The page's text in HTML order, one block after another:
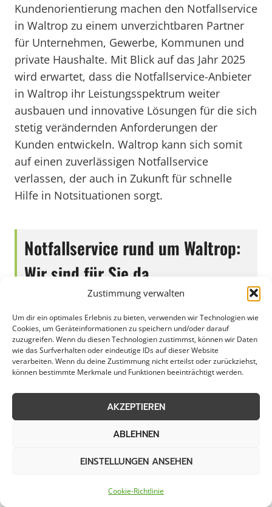
Zustimmung verwalten
Um dir ein optimales Erlebnis zu bieten, verwenden wir Technologien wie
Cookies, um Geräteinformationen zu speichern und/oder darauf
zuzugreifen. Wenn du diesen Technologien zustimmst, können wir Daten
wie das Surfverhalten oder eindeutige IDs auf dieser Website
verarbeiten. Wenn du deine Zustimmung nicht erteilst oder zurückziehst,
können bestimmte Merkmale und Funktionen beeinträchtigt werden.
AKZEPTIEREN
ABLEHNEN
EINSTELLUNGEN ANSEHEN
Cookie-Richtlinie
Kundenorientierung machen den Notfallservice
in Waltrop zu einem unverzichtbaren Partner
für Unternehmen, Gewerbe, Kommunen und
private Haushalte. Mit Blick auf das Jahr 2025
wird erwartet, dass die Notfallservice-Anbieter
in Waltrop ihr Leistungsspektrum weiter
ausbauen und innovative Lösungen für die sich
stetig verändernden Anforderungen der
Kunden entwickeln. Waltrop kann sich somit
auf einen zuverlässigen Notfallservice
verlassen, der auch in Zukunft für schnelle
Hilfe in Notsituationen sorgt.
Notfallservice rund um Waltrop:
Wir sind für Sie da
In Waltrop bietet ein zuverlässiger
Notfallservice schnelle Hilfe in unerwarteten
Situationen. Egal ob defekte Leitungen,
verstopfte Rohre oder akute Stromprobleme –
die Experten stehen rund um die Uhr bereit,
um Probleme zu lösen. Mit jahrelanger
Erfahrung und modernster Ausrüstung
Behebung von Notfällen. Dabei legen sie
kundenorientierte Arbeitsweise, um die